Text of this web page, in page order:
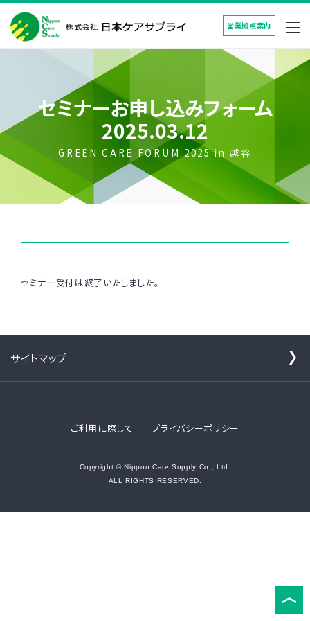
営業拠点案内
セミナーお申し込みフォーム
2025.03.12
GREEN CARE FORUM 2025 in 越谷
セミナー受付は終了いたしました。
サイトマップ
ご利用に際して プライバシーポリシー
Copyright © Nippon Care Supply Co., Ltd.
ALL RIGHTS RESERVED.